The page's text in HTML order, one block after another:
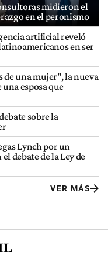
midieron el
en el peronismo
artificial reveló
en ser
de una mujer", la nueva
esposa que
sobre la
Lynch por un
debate de la Ley de
VER MÁS